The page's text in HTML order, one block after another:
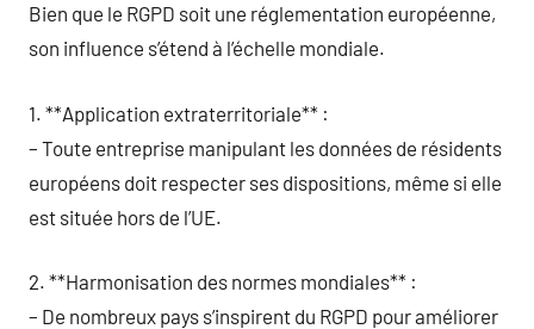
Bien que le RGPD soit une réglementation européenne,
son influence s’étend à l’échelle mondiale.
1. **Application extraterritoriale** :
– Toute entreprise manipulant les données de résidents
européens doit respecter ses dispositions, même si elle
est située hors de l’UE.
2. **Harmonisation des normes mondiales** :
– De nombreux pays s’inspirent du RGPD pour améliorer